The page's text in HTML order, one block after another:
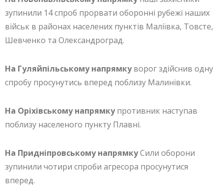
зупинили 14 спроб прорвати оборонні рубежі наших
військ в районах населених пунктів Маліївка, Товсте,
Шевченко та Олександроград.
На Гуляйпільському напрямкуворог здійснив одну
спробу просунутись вперед поблизу Малинівки.
На Оріхівському напрямкупротивник наступав
поблизу населеного пункту Плавні.
На Придніпровському напрямкуСили оборони
зупинили чотири спроби агресора просунутися
вперед.